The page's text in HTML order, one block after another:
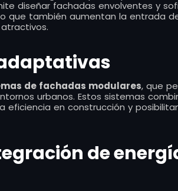
diseñar fachadas envolventes y
que también aumentan la entrada
de fachadas modulares, que
urbanos. Estos sistemas
eficiencia en construcción y
de